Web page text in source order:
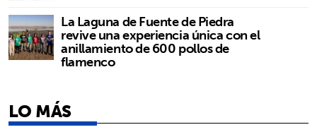
La Laguna de Fuente de Piedra
revive una experiencia única con el
anillamiento de 600 pollos de
flamenco
LO MÁS